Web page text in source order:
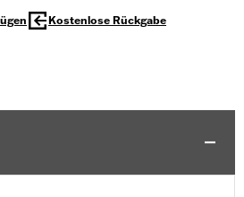
Kostenlose Rückgabe